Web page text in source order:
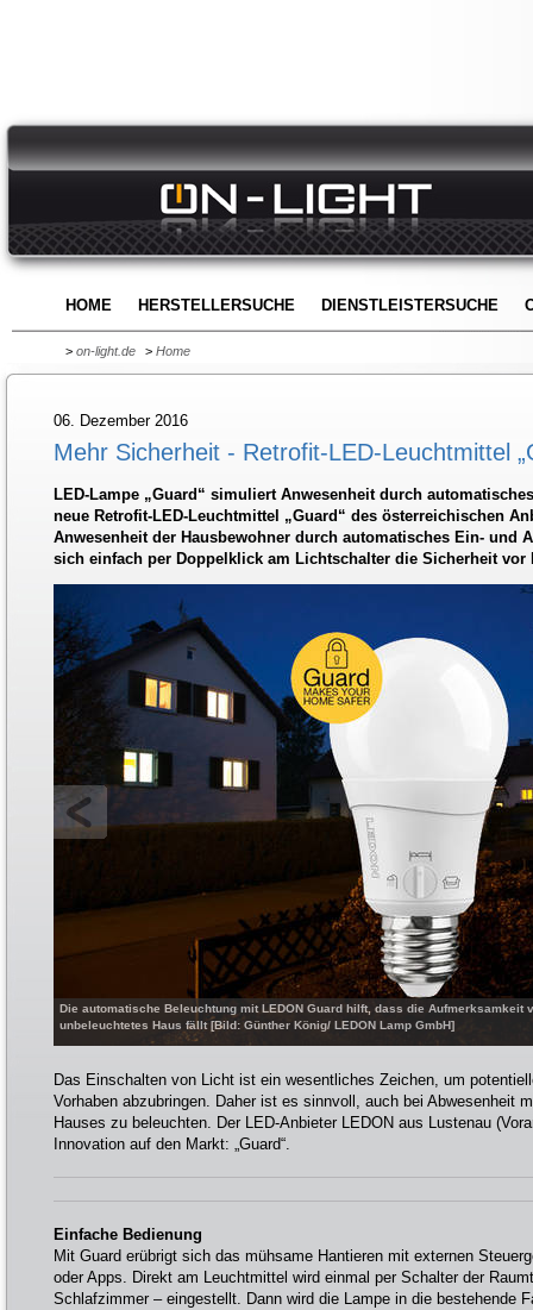
HOME HERSTELLERSUCHE DIENSTLEISTERSUCHE
> on-light.de > Home
06. Dezember 2016
Mehr Sicherheit - Retrofit-LED-Leuchtmittel
LED-Lampe „Guard“ simuliert Anwesenheit durch
neue Retrofit-LED-Leuchtmittel „Guard“ des österreichischen
Anwesenheit der Hausbewohner durch automatisches Ein- und
sich einfach per Doppelklick am Lichtschalter die Sicherheit vor
Die automatische Beleuchtung mit LEDON Guard hilft, dass die Aufmerksamkeit
unbeleuchtetes Haus fällt [Bild: Günther König/ LEDON Lamp GmbH]
Das Einschalten von Licht ist ein wesentliches Zeichen, um
Vorhaben abzubringen. Daher ist es sinnvoll, auch bei Abwesenheit
Hauses zu beleuchten. Der LED-Anbieter LEDON aus Lustenau
Innovation auf den Markt: „Guard“.
Einfache Bedienung
Mit Guard erübrigt sich das mühsame Hantieren mit externen
oder Apps. Direkt am Leuchtmittel wird einmal per Schalter der
Schlafzimmer – eingestellt. Dann wird die Lampe in die bestehende